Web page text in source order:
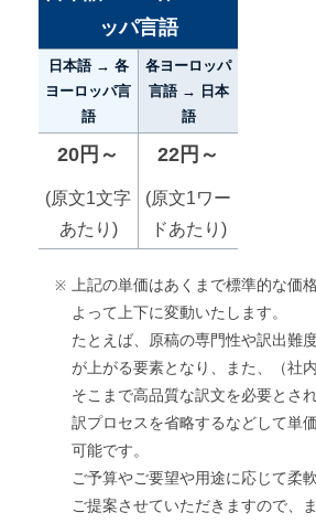
ッパ言語
日本語 → 各
ヨーロッパ言
語
各ヨーロッパ
言語 → 日本
語
20円～
(原文1文字
あたり)
22円～
(原文1ワー
ドあたり)
上記の単価はあくまで標準的な価
よって上下に変動いたします。
たとえば、原稿の専門性や訳出難
が上がる要素となり、また、（社
そこまで高品質な訳文を必要とさ
訳プロセスを省略するなどして単
可能です。
ご予算やご要望や用途に応じて柔
ご提案させていただきますので、